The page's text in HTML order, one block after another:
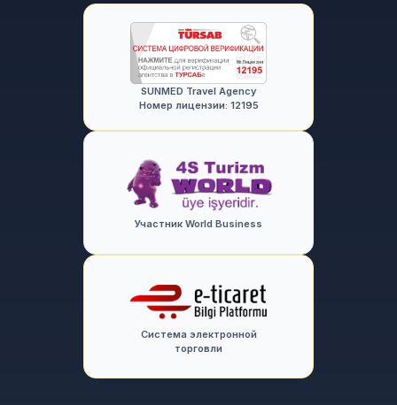
SUNMED Travel Agency
Номер лицензии: 12195
Участник World Business
Система электронной
торговли